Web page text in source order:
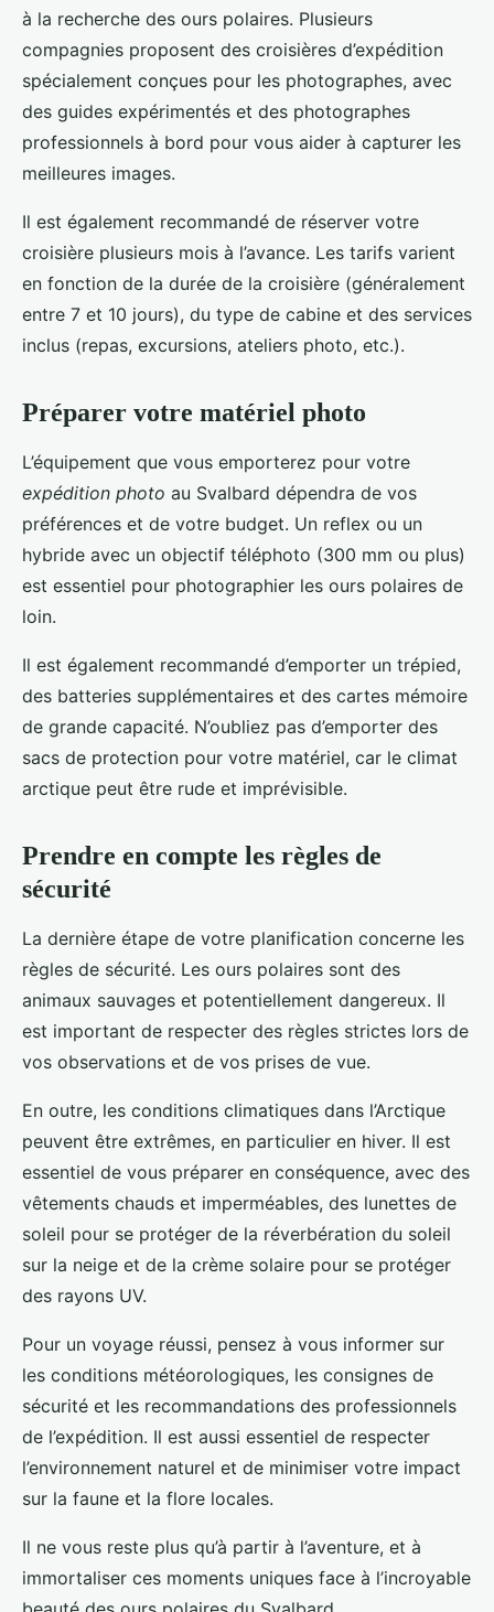
à la recherche des ours polaires. Plusieurs
compagnies proposent des croisières d’expédition
spécialement conçues pour les photographes, avec
des guides expérimentés et des photographes
professionnels à bord pour vous aider à capturer les
meilleures images.
Il est également recommandé de réserver votre
croisière plusieurs mois à l’avance. Les tarifs varient
en fonction de la durée de la croisière (généralement
entre 7 et 10 jours), du type de cabine et des services
inclus (repas, excursions, ateliers photo, etc.).
Préparer votre matériel photo
L’équipement que vous emporterez pour votre
expédition photo au Svalbard dépendra de vos
préférences et de votre budget. Un reflex ou un
hybride avec un objectif téléphoto (300 mm ou plus)
est essentiel pour photographier les ours polaires de
loin.
Il est également recommandé d’emporter un trépied,
des batteries supplémentaires et des cartes mémoire
de grande capacité. N’oubliez pas d’emporter des
sacs de protection pour votre matériel, car le climat
arctique peut être rude et imprévisible.
Prendre en compte les règles de
sécurité
La dernière étape de votre planification concerne les
règles de sécurité. Les ours polaires sont des
animaux sauvages et potentiellement dangereux. Il
est important de respecter des règles strictes lors de
vos observations et de vos prises de vue.
En outre, les conditions climatiques dans l’Arctique
peuvent être extrêmes, en particulier en hiver. Il est
essentiel de vous préparer en conséquence, avec des
vêtements chauds et imperméables, des lunettes de
soleil pour se protéger de la réverbération du soleil
sur la neige et de la crème solaire pour se protéger
des rayons UV.
Pour un voyage réussi, pensez à vous informer sur
les conditions météorologiques, les consignes de
sécurité et les recommandations des professionnels
de l’expédition. Il est aussi essentiel de respecter
l’environnement naturel et de minimiser votre impact
sur la faune et la flore locales.
Il ne vous reste plus qu’à partir à l’aventure, et à
immortaliser ces moments uniques face à l’incroyable